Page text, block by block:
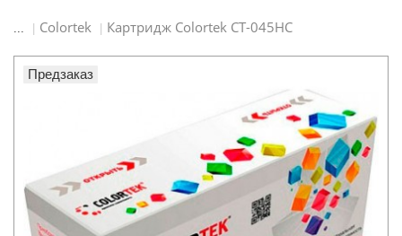
... Colortek Картридж Colortek CT-045HC
Предзаказ